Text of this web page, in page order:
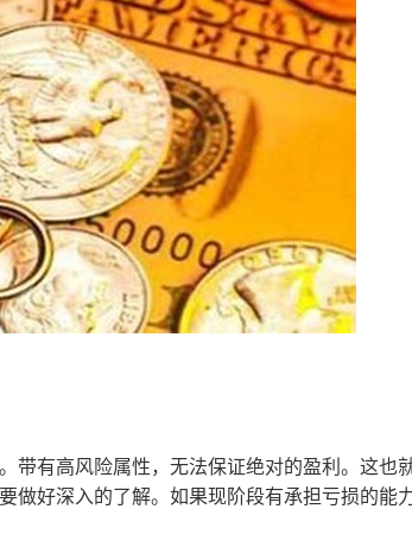
有高风险属性，无法保证绝对的盈利。这也
好深入的了解。如果现阶段有承担亏损的能力